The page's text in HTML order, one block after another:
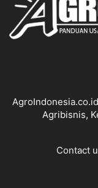
Agribisnis,
Contact